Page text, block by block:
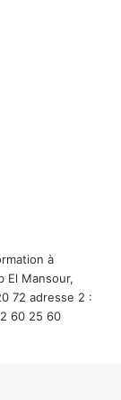
à
El Mansour,
72 adresse 2 :
60 25 60